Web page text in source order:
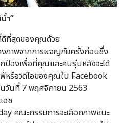
ำ”
ดีที่สุดของคุณด้วย
ภาพจากการผจญภัยครั้งก่อนซึ่ง
ป้องเพื่อที่คุณและคนรุ่นหลังจะได้
หรือวิดีโอของคุณใน Facebook
นที่ 7 พฤศจิกายน 2563
ฮช
คณะกรรมการจะเลือกภาพชนะ